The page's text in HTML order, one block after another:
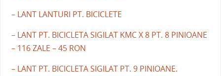
– LANT LANTURI PT. BICICLETE
– LANT PT. BICICLETA SIGILAT KMC X 8 PT. 8 PINIOANE
– 116 ZALE – 45 RON
– LANT PT. BICICLETA SIGILAT PT. 9 PINIOANE.